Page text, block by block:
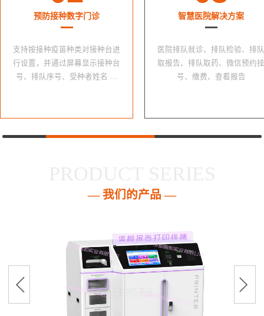
预防接种数字门诊
支持按接种疫苗种类对接种台进
行设置，并通过屏幕显示接种台
号、排队序号、受种者姓名 …
智慧医院解决方案
医院排队就诊、排队检验、排队
取报告、排队取药、微信预约挂
号、缴费、查看报告
— 我们的产品 —